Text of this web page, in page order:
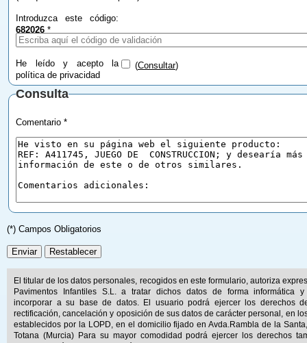
Introduzca este código:
682026 *
He leído y acepto la
política de privacidad
(Consultar)
Consulta
Comentario *
(*) Campos Obligatorios
El titular de los datos personales, recogidos en este formulario, autoriza
Pavimentos Infantiles S.L. a tratar dichos datos de forma informática y
incorporar a su base de datos. El usuario podrá ejercer los derechos
rectificación, cancelación y oposición de sus datos de carácter personal, en
establecidos por la LOPD, en el domicilio fijado en Avda.Rambla de la
Totana (Murcia) Para su mayor comodidad podrá ejercer los derechos